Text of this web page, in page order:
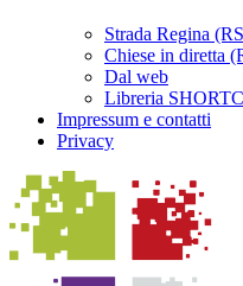
Strada Regina
Chiese in diretta
Dal web
Libreria
Impressum e contatti
Privacy